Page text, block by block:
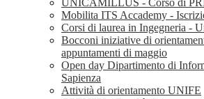
UNICAMILLUS - Corso di
Mobilita ITS Accademy -
Corsi di laurea in Ingegneria -
Bocconi iniziative di
appuntamenti di maggio
Open day Dipartimento di
Sapienza
Attività di orientamento UNIFE